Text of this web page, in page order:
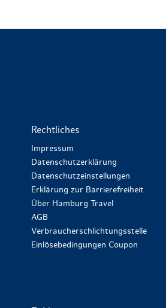
Rechtliches
Impressum
Datenschutzerklärung
Datenschutzeinstellungen
Erklärung zur Barrierefreiheit
Über Hamburg Travel
AGB
Verbraucherschlichtungsstelle
Einlösebedingungen Coupon